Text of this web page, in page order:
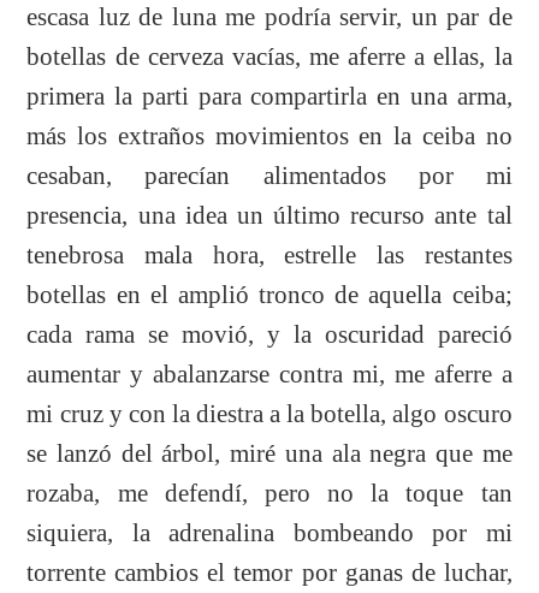
escasa luz de luna me podría servir, un par de
botellas de cerveza vacías, me aferre a ellas, la
primera la parti para compartirla en una arma,
más los extraños movimientos en la ceiba no
cesaban, parecían alimentados por mi
presencia, una idea un último recurso ante tal
tenebrosa mala hora, estrelle las restantes
botellas en el amplió tronco de aquella ceiba;
cada rama se movió, y la oscuridad pareció
aumentar y abalanzarse contra mi, me aferre a
mi cruz y con la diestra a la botella, algo oscuro
se lanzó del árbol, miré una ala negra que me
rozaba, me defendí, pero no la toque tan
siquiera, la adrenalina bombeando por mi
torrente cambios el temor por ganas de luchar,